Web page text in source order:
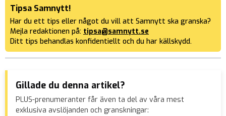
Tipsa Samnytt!
Har du ett tips eller något du vill att Samnytt ska granska?
Mejla redaktionen på: tipsa@samnytt.se
Ditt tips behandlas konfidentiellt och du har källskydd.
Gillade du denna artikel?
PLUS-prenumeranter får även ta del av våra mest
exklusiva avslöjanden och granskningar: